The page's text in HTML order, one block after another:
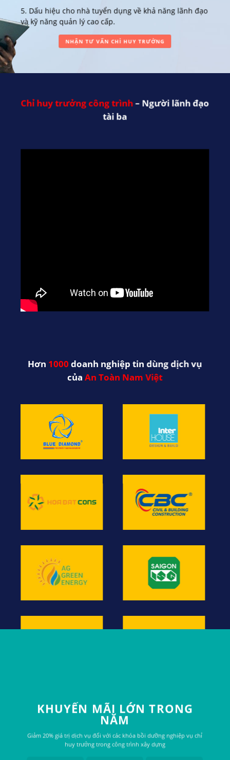
5. Dấu hiệu cho nhà tuyển dụng về khả năng lãnh đạo
và kỹ năng quản lý cao cấp.
NHẬN TƯ VẤN CHỈ HUY TRƯỞNG
Chỉ huy trưởng công trình– Người lãnh đạo
tài ba
Hơn 1000 doanh nghiệp tin dùng dịch vụ
củaAn Toàn Nam Việt
KHUYẾN MÃI LỚN TRONG
NĂM
Giảm 20% giá trị dịch vụ đối với các khóa bồi dưỡng nghiệp vụ chỉ
huy trưởng trong công trình xây dựng